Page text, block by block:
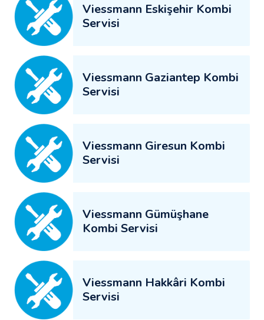
Viessmann Eskişehir Kombi
Servisi
Viessmann Gaziantep Kombi
Servisi
Viessmann Giresun Kombi
Servisi
Viessmann Gümüşhane
Kombi Servisi
Viessmann Hakkâri Kombi
Servisi